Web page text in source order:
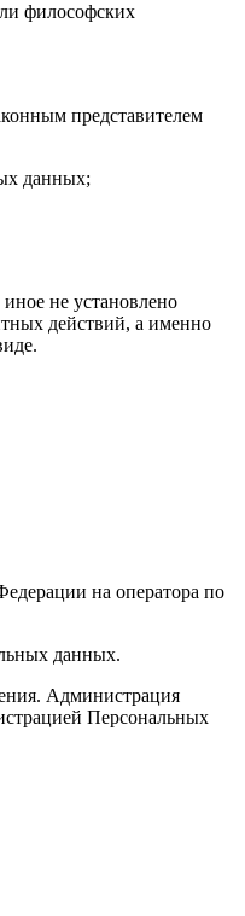
философских
представителем
данных;
не установлено
действий, а именно
на оператора по
данных.
Администрация
Персональных